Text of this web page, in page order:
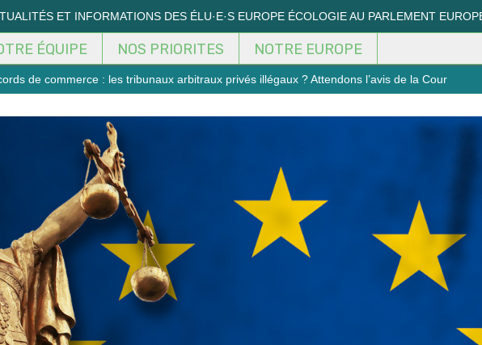
ET INFORMATIONS DES ÉLU·E·S EUROPE ÉCOLOGIE AU PARLEMENT
ÉQUIPE NOS PRIORITES NOTRE EUROPE
de commerce : les tribunaux arbitraux privés illégaux ? Attendons l’avis de la Cour